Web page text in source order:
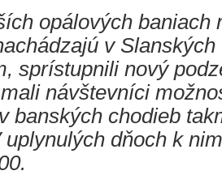
opálových baniach
v
sprístupnili nový
návštevníci
banských chodieb
uplynulých dňoch k